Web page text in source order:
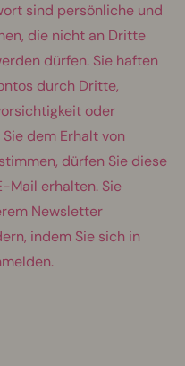
sind persönliche und
die nicht an Dritte
dürfen. Sie haften
durch Dritte,
oder
dem Erhalt von
dürfen Sie diese
Mail erhalten. Sie
Newsletter
indem Sie sich in